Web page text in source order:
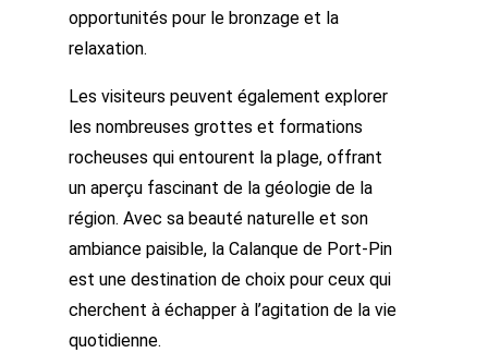
opportunités pour le bronzage et la
relaxation.
Les visiteurs peuvent également explorer
les nombreuses grottes et formations
rocheuses qui entourent la plage, offrant
un aperçu fascinant de la géologie de la
région. Avec sa beauté naturelle et son
ambiance paisible, la Calanque de Port-Pin
est une destination de choix pour ceux qui
cherchent à échapper à l’agitation de la vie
quotidienne.